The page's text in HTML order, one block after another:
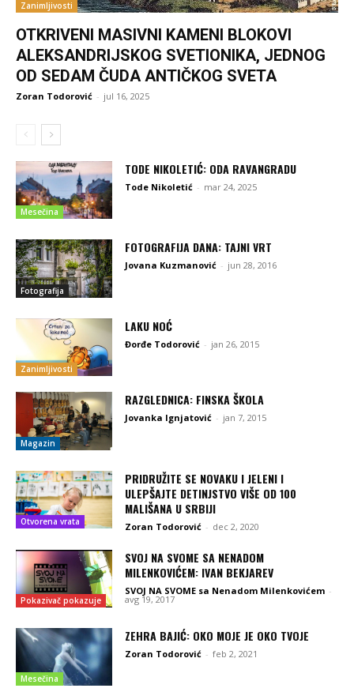
Zanimljivosti
OTKRIVENI MASIVNI KAMENI BLOKOVI
ALEKSANDRIJSKOG SVETIONIKA, JEDNOG
OD SEDAM ČUDA ANTIČKOG SVETA
Zoran Todorović - jul 16, 2025
Mesečina
TODE NIKOLETIĆ: ODA RAVANGRADU
Tode Nikoletić - mar 24, 2025
Fotografija
FOTOGRAFIJA DANA: TAJNI VRT
Jovana Kuzmanović - jun 28, 2016
Zanimljivosti
LAKU NOĆ
Đorđe Todorović - jan 26, 2015
Magazin
RAZGLEDNICA: FINSKA ŠKOLA
Jovanka Ignjatović - jan 7, 2015
Otvorena vrata
PRIDRUŽITE SE NOVAKU I JELENI I
ULEPŠAJTE DETINJSTVO VIŠE OD 100
MALIŠANA U SRBIJI
Zoran Todorović - dec 2, 2020
Pokazivač pokazuje
SVOJ NA SVOME SA NENADOM
MILENKOVIĆEM: IVAN BEKJAREV
SVOJ NA SVOME sa Nenadom Milenkovićem -
avg 19, 2017
Mesečina
ZEHRA BAJIĆ: OKO MOJE JE OKO TVOJE
Zoran Todorović - feb 2, 2021